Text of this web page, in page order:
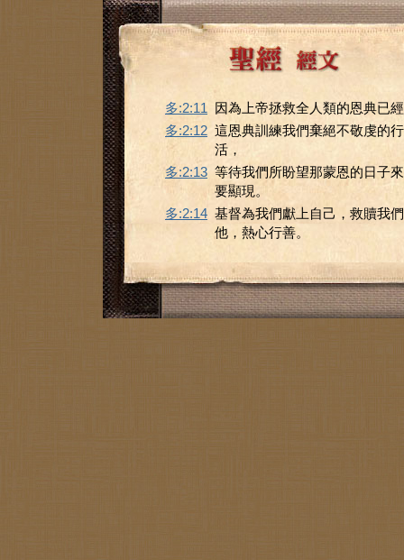
多:2:11 因為上帝拯救全人類的恩典已
多:2:12 這恩典訓練我們棄絕不敬虔的
活，
多:2:13 等待我們所盼望那蒙恩的日子
要顯現。
多:2:14 基督為我們獻上自己，救贖我
他，熱心行善。